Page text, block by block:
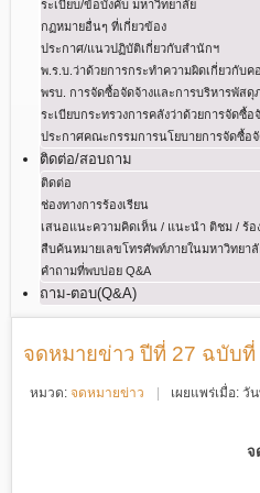
ระเบียบ/ข้อบังคับ มหาวิทยาลัย
กฏหมายอื่นๆ ที่เกี่ยวข้อง
ประกาศ/แนวปฏิบัติเกี่ยวกับสำนักฯ
พ.ร.บ.ว่าด้วยการกระทําความผิดเกี่ยวกับค
พรบ. การจัดซื้อจัดจ้างและการบริหารพัสดุ
ระเบียบกระทรวงการคลังว่าด้วยการจัดซื้อ
ประกาศคณะกรรมการนโยบายการจัดซื้อ
ติดต่อ/สอบถาม
ติดต่อ
ช่องทางการร้องเรียน
เสนอแนะความคิดเห็น / แนะนำ ติชม / ร้อ
สืบค้นหมายเลขโทรศัพท์ภายในมหาวิทยาลั
คำถามที่พบบ่อย Q&A
ถาม-ตอบ(Q&A)
จดหมายข่าว ปีที่ 27 ฉบับที่
หมวด: จดหมายข่าว เผยแพร่เมื่อ: วั
จ